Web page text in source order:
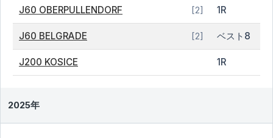
J60 OBERPULLENDORF [2] 1R
J60 BELGRADE [2] ベスト8
J200 KOSICE 1R
2025年